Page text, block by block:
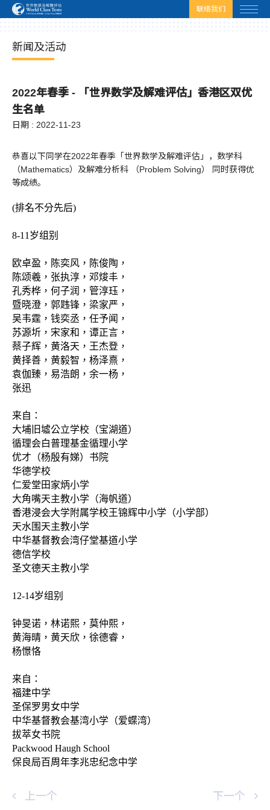
html.headscripthtml.afterbodyscript 联络我们
新闻及活动
2022年春季 - 「世界数学及解难评估」香港区双优
生名单
日期 : 2022-11-23
恭喜以下同学在2022年春季「世界数学及解难评估」，数学科
（Mathematics）及解难分析科 （Problem Solving） 同时获得优
等成绩。
(排名不分先后)
8-11岁组别
欧卓盈，陈奕风，陈俊陶，
陈颂羲，张执淳，邓焌丰，
孔秀桦，何子润，管淳珏，
暨晓澄，郭韪锋，梁家严，
吴韦霆，钱奕丞，任予闻，
苏源圻，宋家和，谭正言，
蔡子辉，黄洛天，王杰登，
黄择善，黄毅智，杨泽熹，
袁伽臻，易浩朗，余一杨，
张迅
来自：
大埔旧墟公立学校（宝湖道）
循理会白普理基金循理小学
优才（杨殷有娣）书院
华德学校
仁爱堂田家炳小学
大角嘴天主教小学（海帆道）
香港浸会大学附属学校王锦辉中小学（小学部）
天水围天主教小学
中华基督教会湾仔堂基道小学
德信学校
圣文德天主教小学
12-14岁组别
钟旻诺，林诺熙，莫仲熙，
黄海晴，黄天欣，徐德睿，
杨憬恪
来自：
福建中学
圣保罗男女中学
中华基督教会基湾小学（爱蝶湾）
拔萃女书院
Packwood Haugh School
保良局百周年李兆忠纪念中学
上一个 下一个